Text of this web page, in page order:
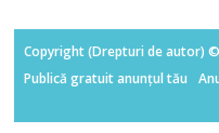
Copyright (Drepturi de autor)
Publică gratuit anunțul tău